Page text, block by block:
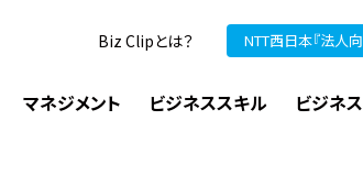
Biz Clipとは？ NTT西日本『法人
マネジメント ビジネススキル ビジネ